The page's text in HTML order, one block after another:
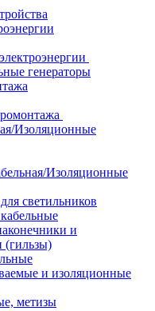
генераторы
Изоляционные
Изоляционные
светильников
и
(гильзы)
и изоляционные
метизы